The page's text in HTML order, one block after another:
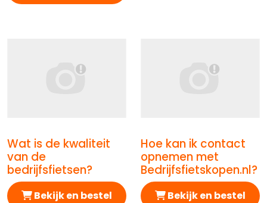
Afbeelding Wat is de kwaliteit van de bedrijfsfietsen?
Wat is de kwaliteit
van de
bedrijfsfietsen?
Bekijk en bestel
Afbeelding Hoe kan ik
Hoe kan ik contact
opnemen met
Bedrijfsfietskopen.nl?
Bekijk en bestel